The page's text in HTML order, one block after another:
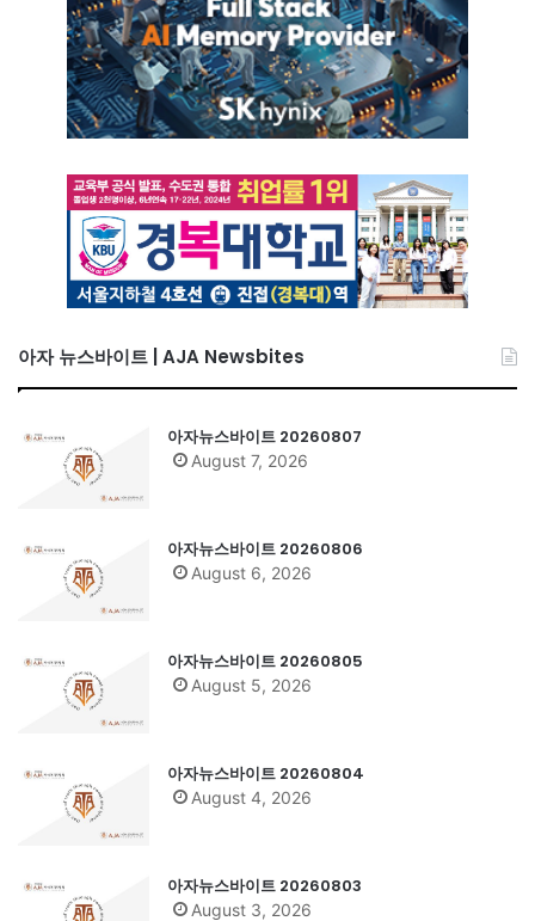
아자 뉴스바이트 | AJA Newsbites
아자뉴스바이트 20260807
August 7, 2026
아자뉴스바이트 20260806
August 6, 2026
아자뉴스바이트 20260805
August 5, 2026
아자뉴스바이트 20260804
August 4, 2026
아자뉴스바이트 20260803
August 3, 2026